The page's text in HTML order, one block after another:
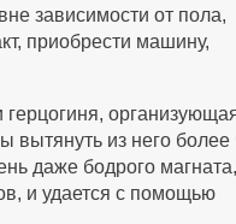
зависимости от пола,
приобрести машину,
герцогиня,
вытянуть из него более
даже бодрого магната,
и удается с помощью